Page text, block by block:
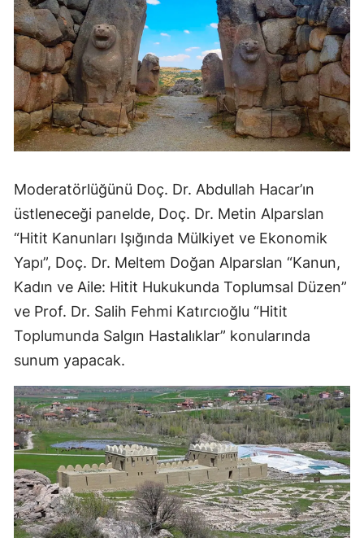
Manisa
Kahramanmaraş
Mardin
Muğla
Muş
Nevşehir
Niğde
Rize
Sakarya
Siirt
Sinop
Sivas
Tekirdağ
Tokat
Moderatörlüğünü Doç. Dr. Abdullah Hacar’ın
üstleneceği panelde, Doç. Dr. Metin Alparslan
“Hitit Kanunları Işığında Mülkiyet ve Ekonomik
Yapı”, Doç. Dr. Meltem Doğan Alparslan “Kanun,
Kadın ve Aile: Hitit Hukukunda Toplumsal Düzen”
ve Prof. Dr. Salih Fehmi Katırcıoğlu “Hitit
Toplumunda Salgın Hastalıklar” konularında
sunum yapacak.